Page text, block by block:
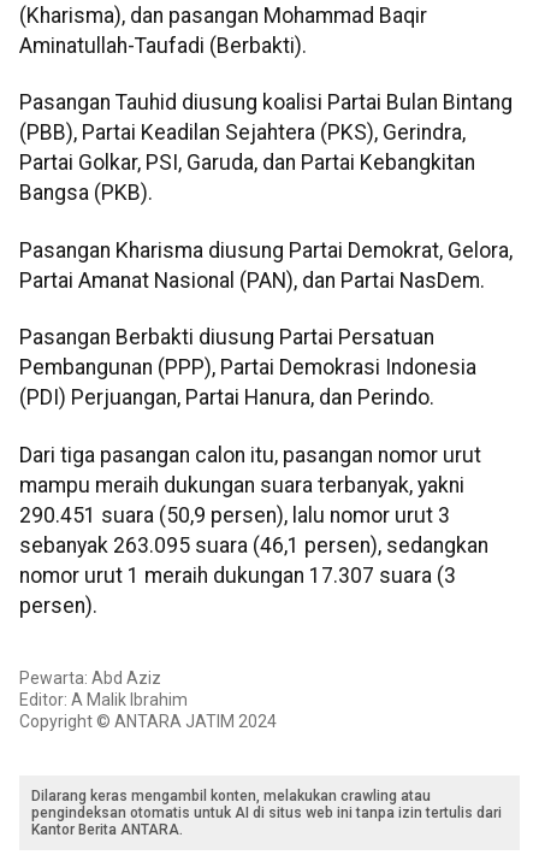
(Kharisma), dan pasangan Mohammad Baqir
Aminatullah-Taufadi (Berbakti).
Pasangan Tauhid diusung koalisi Partai Bulan Bintang
(PBB), Partai Keadilan Sejahtera (PKS), Gerindra,
Partai Golkar, PSI, Garuda, dan Partai Kebangkitan
Bangsa (PKB).
Pasangan Kharisma diusung Partai Demokrat, Gelora,
Partai Amanat Nasional (PAN), dan Partai NasDem.
Pasangan Berbakti diusung Partai Persatuan
Pembangunan (PPP), Partai Demokrasi Indonesia
(PDI) Perjuangan, Partai Hanura, dan Perindo.
Dari tiga pasangan calon itu, pasangan nomor urut
mampu meraih dukungan suara terbanyak, yakni
290.451 suara (50,9 persen), lalu nomor urut 3
sebanyak 263.095 suara (46,1 persen), sedangkan
nomor urut 1 meraih dukungan 17.307 suara (3
persen).
Pewarta: Abd Aziz
Editor: A Malik Ibrahim
Copyright © ANTARA JATIM 2024
Dilarang keras mengambil konten, melakukan crawling atau
pengindeksan otomatis untuk AI di situs web ini tanpa izin tertulis dari
Kantor Berita ANTARA.